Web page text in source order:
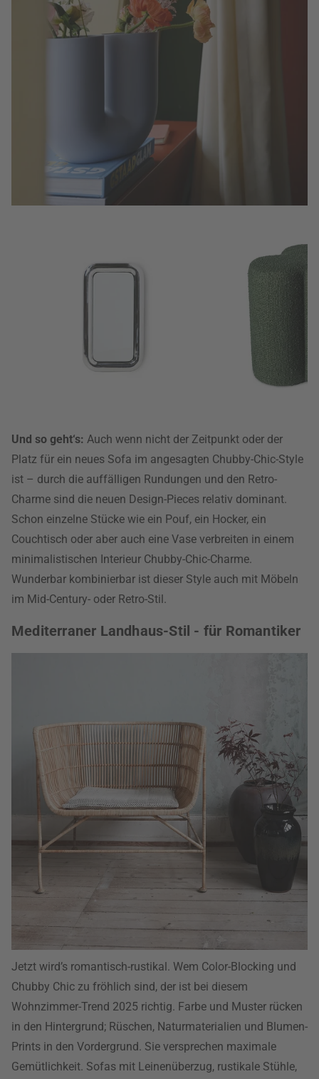
Und so geht‘s: Auch wenn nicht der Zeitpunkt oder der
Platz für ein neues Sofa im angesagten Chubby-Chic-Style
ist – durch die auffälligen Rundungen und den Retro-
Charme sind die neuen Design-Pieces relativ dominant.
Schon einzelne Stücke wie ein Pouf, ein Hocker, ein
Couchtisch oder aber auch eine Vase verbreiten in einem
minimalistischen Interieur Chubby-Chic-Charme.
Wunderbar kombinierbar ist dieser Style auch mit Möbeln
im Mid-Century- oder Retro-Stil.
Mediterraner Landhaus-Stil - für Romantiker
Jetzt wird’s romantisch-rustikal. Wem Color-Blocking und
Chubby Chic zu fröhlich sind, der ist bei diesem
Wohnzimmer-Trend 2025 richtig. Farbe und Muster rücken
in den Hintergrund; Rüschen, Naturmaterialien und Blumen-
Prints in den Vordergrund. Sie versprechen maximale
Gemütlichkeit. Sofas mit Leinenüberzug, rustikale Stühle,